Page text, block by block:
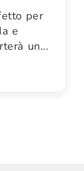
per
e
un...